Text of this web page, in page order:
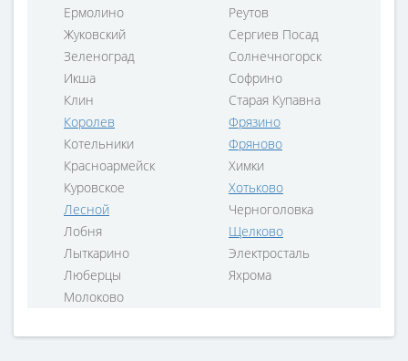
Ермолино
Жуковский
Зеленоград
Икша
Клин
Королев
Котельники
Красноармейск
Куровское
Лесной
Лобня
Лыткарино
Люберцы
Молоково
Реутов
Сергиев Посад
Солнечногорск
Софрино
Старая Купавна
Фрязино
Фряново
Химки
Хотьково
Черноголовка
Щелково
Электросталь
Яхрома